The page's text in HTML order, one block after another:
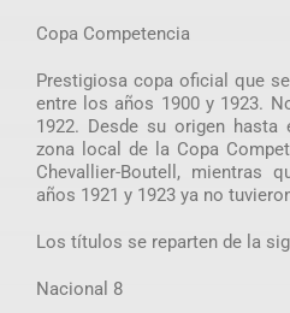
Copa Competencia
Prestigiosa copa oficial que
entre los años 1900 y 1923.
1922. Desde su origen
zona local de la Copa
Chevallier-Boutell, mientras
años 1921 y 1923 ya no
Los títulos se reparten de la
Nacional 8